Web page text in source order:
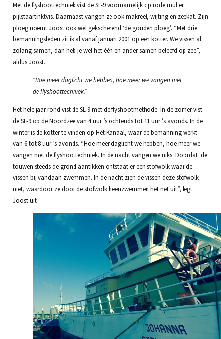
Met de flyshoottechniek vist de SL-9 voornamelijk op rode mul en
pijlstaartinktvis. Daarnaast vangen ze ook makreel, wijting en zeekat. Zijn
ploeg noemt Joost ook wel gekscherend ‘de gouden ploeg’. “Met drie
bemanningsleden zit ik al vanaf januari 2001 op een kotter. We vissen al
zolang samen, dan heb je wel het één en ander samen beleefd op zee”,
aldus Joost.
“Hoe meer daglicht we hebben, hoe meer we vangen met
de flyshoottechniek.”
Het hele jaar rond vist de SL-9 met de flyshootmethode. In de zomer vist
de SL-9 op de Noordzee van 4 uur ’s ochtends tot 11 uur ’s avonds. In de
winter is de kotter te vinden op Het Kanaal, waar de bemanning werkt
van 6 tot 8 uur ’s avonds. “Hoe meer daglicht we hebben, hoe meer we
vangen met de flyshoottechniek. In de nacht vangen we niks. Doordat de
touwen steeds de grond aantikken ontstaat er een stofwolk waar de
vissen bij vandaan zwemmen. In de nacht zien de vissen deze stofwolk
niet, waardoor ze door de stofwolk heenzwemmen het net uit”, legt
Joost uit.